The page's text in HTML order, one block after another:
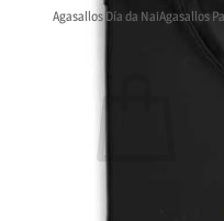
Agasallos Día da NaiAgasallos
Non hai